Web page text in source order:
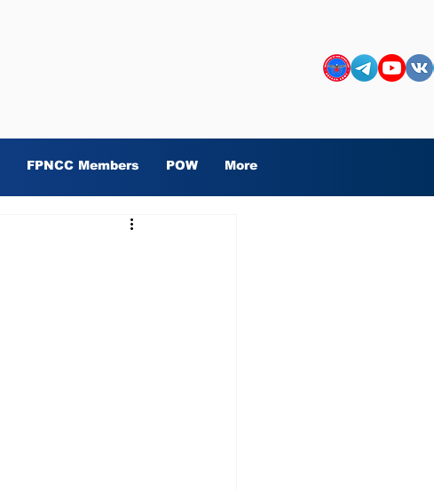
FPNCC Members POW More